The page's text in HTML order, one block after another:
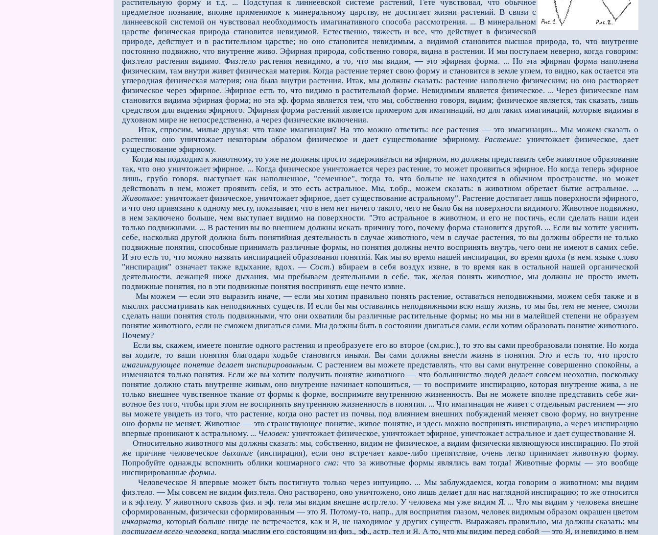
растительную форму и т.д. ... Подступая к линнеевской системе растений, Гете чувствовал, что обычное
предметное позна­ние, вполне применимое к минеральному царству, не достигает жизни растений. В связи с
линнеевской системой он чувствовал необходимость имагинативного способа рассмотрения. ... В минеральном
царст­ве физическая природа становится невидимой. Естественно, тяжесть и все, что действует в физической
природе, действует и в растительном царстве; но оно становится невидимым, а видимой становится высшая природа, то, что внутренне
постоянно подвижно, что внутренне живо. Эфирная природа, собст­венно говоря, видна в растении. И мы поступаем неверно, когда говорим:
физ.тело растения видимо. Физ.тело растения невидимо, а то, что мы видим, — это эфирная форма. ... Но эта эфирная форма на­полнена
физическим, там внутри живет физическая материя. Когда растение теряет свою форму и стано­вится в земле углем, то видно, как остается эта
углеродная физическая материя; она была внутри рас­тения. Итак, мы должны сказать: растение наполнено физическим; но оно растворяет
физическое через эфирное. Эфирное есть то, что видимо в растительной форме. Невидимым является физическое. ... Через физическое нам
становится видима эфирная форма; но эта эф. форма является тем, что мы, собственно говоря, видим; физическое является, так сказать, лишь
средством для видения эфирного. Эфирная форма расте­ний является примером для имагинаций, но для таких имагинаций, которые видимы в
духовном мире не непосредственно, а через физические включения.
Итак, спросим, милые друзья: что такое имагинация? На это можно ответить: все растения — это имагинации... Мы можем сказать о
растении: оно уничтожает некоторым образом физическое и дает существование эфирному.Растение: уничтожает физическое, дает
существование эфирному.
Когда мы подходим к животному, то уже не должны просто задерживаться на эфирном, но должны представить себе животное образование
так, что оно уничтожает эфирное. ... Когда физическое уни­чтожается через растение, то может проявиться эфирное. Но когда теперь эфирное
лишь, грубо говоря, выступает как наполненное, "семенное", тогда то, что больше не находится в обычном пространстве, но может
действовать в нем, может проявить себя, и это есть астральное. Мы, т.обр., можем сказать: в животном обретает бытие астральное. ...
Животное: уничтожает физическое, уничтожает эфирное, да­ет существование астральному". Растение достигает лишь поверхности эфирного,
и что оно привязано к одному месту, показывает, что в нем нет ничего такого, чего не было бы на поверхности видимого. Животное подвижно,
в нем заключено больше, чем выступает видимо на поверхности. "Это астральное в животном, и его не постичь, если сделать наши идеи
только подвижными. ... В растении вы во внешнем должны искать причину того, почему форма становится другой. ... Если вы хотите уяснить
себе, на­сколько другой должна быть понятийная деятельность в случае животного, чем в случае растения, то вы должны обрести не только
подвижные понятия, способные принимать различные формы, но понятия до­лжны нечто воспринять внутрь, чего они не имеют в самих себе.
И это есть то, что можно назвать ин­спирацией образования понятий. Как мы во время нашей инспирации, во время вдоха (в нем. языке слово
"инспирация" означает также вдыхание, вдох. — Сост.) вбираем в себя воздух извне, в то время как в остальной нашей органической
деятельности, лежащей ниже дыхания, мы пребываем деятельными в себе, так, желая понять животное, мы должны не просто иметь
подвижные понятия, но в эти подвижные понятия воспринять еще нечто извне.
Мы можем — если это выразить иначе, — если мы хотим правильно понять растение, оставаться непо­движными, можем себя также и в
мыслях рассматривать как неподвижных существ. И если бы мы остава­лись неподвижными всю нашу жизнь, то мы бы, тем не менее, смогли
сделать наши понятия столь подвиж­ными, что они охватили бы различные растительные формы; но мы ни в малейшей степени не образуем
понятие животного, если не сможем двигаться сами. Мы должны быть в состоянии двигаться сами, если хотим образовать понятие животного.
Почему?
Если вы, скажем, имеете понятие одного растения и преобразуете его во второе (см.рис.), то это вы сами преобразовали понятие. Но когда
вы ходите, то ваши понятия благодаря ходьбе становятся иными. Вы сами должны внести жизнь в понятия. Это и есть то, что просто
имагинирующее понятие дела­ет инспирированным. С растением вы можете представлять, что вы сами внутренне совершенно спокойны, а
изменяются только понятия. Если же вы хотите получить понятие животного — что большинство людей делает совсем неохотно, поскольку
понятие должно стать внутренне живым, оно внутренне начинает ко­пошиться, — то воспримите инспирацию, которая внутренне жива, а не
только внешнее чувственное ткание от формы к форме, воспримите внутреннюю жизненность. Вы не можете вполне представить себе жи­
вотное без того, чтобы при этом не воспринять внутреннюю жизненность в понятия. ... Что имагинация не живет с отдельным растением — это
вы можете увидеть из того, что растение, когда оно растет из почвы, под влиянием внешних побуждений меняет свою форму, но внутренне
оно формы не меняет. Живот­ное — это странствующее понятие, живое понятие, и здесь можно воспринять инспирацию, а через инспи­рацию
впервые проникают к астральному. ... Человек: уничтожает физическое, уничтожает эфирное, уни­чтожает астральное и дает существование Я.
Относительно животного мы должны сказать: мы, собственно, видим не физическое, а видим физически являющуюся инспирацию. По этой
же причине человеческоедыхание (инспирация), если оно встречает ка­кое-либо препятствие, очень легко принимает животную форму.
Попробуйте однажды вспомнить облики кошмарногосна: что за животные формы являлись вам тогда! Животные формы — это вообще
инспирирован­ные формы.
Человеческое Я впервые может быть постигнуто только через интуицию. ... Мы заблуждаемся, когда говорим о животном: мы видим
физ.тело. — Мы совсем не видим физ.тела. Оно растворено, оно уничтоже­но, оно лишь делает для нас наглядной инспирацию; то же относится
и к эф.телу. У животного сквозь физ. и эф. тела мы видим внешне астр.тело. У человека мы уже видим Я. ... Что мы видим у человека внешне
сформированным, физически сформированным — это Я. Потому-то, напр., для восприятия глазом, человек видимым образом окрашен цветом
инкарната, который больше нигде не встречается, как и Я, не находимое у других существ. Выражаясь правильно, мы должны сказать: мы
постигаем всего человека,когда мыслим его состоящим из физ., эф., астр. тел и Я. А то, что мы видим перед собой — это Я, и невидимо в нем